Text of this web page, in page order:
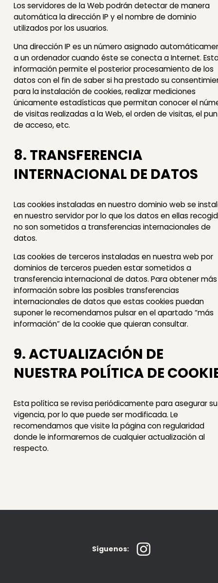
Los servidores de la Web podrán detectar de manera
automática la dirección IP y el nombre de dominio
utilizados por los usuarios.
Una dirección IP es un número asignado
a un ordenador cuando éste se conecta a Internet.
información permite el posterior procesamiento de los
datos con el fin de saber si ha prestado su
para la instalación de cookies, realizar mediciones
únicamente estadísticas que permitan conocer el
de visitas realizadas a la Web, el orden de visitas, el
de acceso, etc.
8. TRANSFERENCIA
INTERNACIONAL DE DATOS
Las cookies instaladas en nuestro dominio web se
en nuestro servidor por lo que los datos en ellas
no son sometidos a transferencias internacionales de
datos.
Las cookies de terceros instaladas en nuestra web por
dominios de terceros pueden estar sometidos a
transferencia internacional de datos. Para obtener más
información sobre las posibles transferencias
internacionales de datos que estas cookies puedan
suponer le recomendamos pulsar en el apartado “más
información” de la cookie que quieran consultar.
9. ACTUALIZACIÓN DE
NUESTRA POLÍTICA DE
Esta política se revisa periódicamente para asegurar su
vigencia, por lo que puede ser modificada. Le
recomendamos que visite la página con regularidad
donde le informaremos de cualquier actualización al
respecto.
Síguenos: